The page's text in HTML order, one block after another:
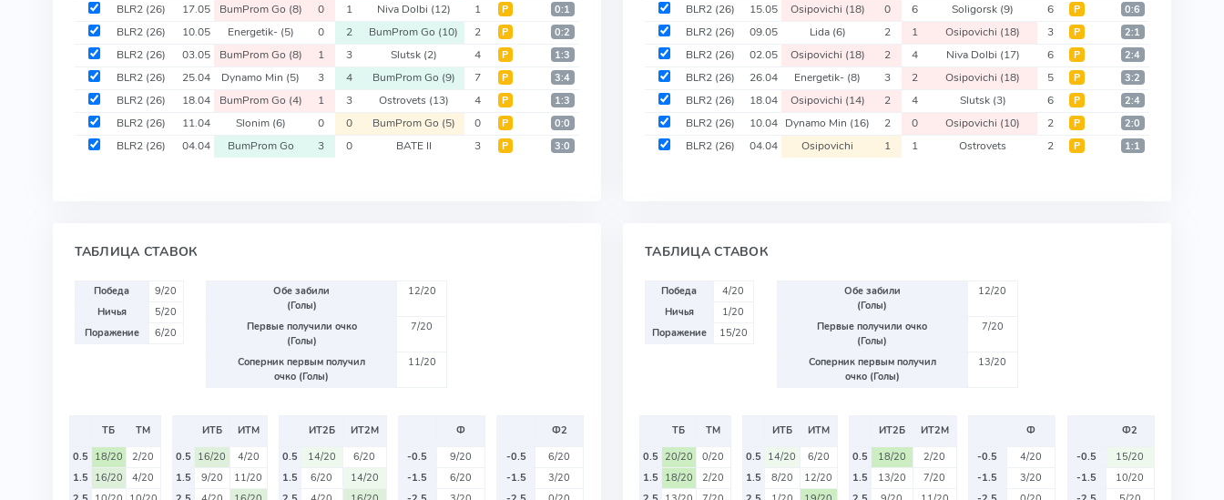
BLR2 (26) 17.05 BumProm Go (8) 0 1 Niva Dolbi (12) 1 Р 0:1
BLR2 (26) 10.05 Energetik- (5) 0 2 BumProm Go (10) 2 Р 0:2
BLR2 (26) 03.05 BumProm Go (8) 1 3 Slutsk (2) 4 Р 1:3
BLR2 (26) 25.04 Dynamo Min (5) 3 4 BumProm Go (9) 7 Р 3:4
BLR2 (26) 18.04 BumProm Go (4) 1 3 Ostrovets (13) 4 Р 1:3
BLR2 (26) 11.04 Slonim (6) 0 0 BumProm Go (5) 0 Р 0:0
BLR2 (26) 04.04 BumProm Go 3 0 BATE II 3 Р 3:0
ТАБЛИЦА СТАВОК
Победа
9/20
Ничья
5/20
Поражение
6/20
Обе забили
(Голы)
12/20
Первые получили очко
(Голы)
7/20
Соперник первым получил
очко (Голы)
11/20
ТБ
ТМ
0.5 18/20
2/20
1.5 16/20
4/20
ИТБ
ИТМ
0.5 16/20
4/20
1.5
9/20
11/20
ИТ2Б
ИТ2М
0.5
14/20
6/20
1.5
6/20
14/20
Ф
-0.5
9/20
-1.5
6/20
Ф2
-0.5
6/20
-1.5
3/20
BLR2 (26) 15.05 Osipovichi (18) 0 6 Soligorsk (9) 6 Р 0:6
BLR2 (26) 09.05 Lida (6) 2 1 Osipovichi (18) 3 Р 2:1
BLR2 (26) 02.05 Osipovichi (18) 2 4 Niva Dolbi (17) 6 Р 2:4
BLR2 (26) 26.04 Energetik- (8) 3 2 Osipovichi (18) 5 Р 3:2
BLR2 (26) 18.04 Osipovichi (14) 2 4 Slutsk (3) 6 Р 2:4
BLR2 (26) 10.04 Dynamo Min (16) 2 0 Osipovichi (10) 2 Р 2:0
BLR2 (26) 04.04 Osipovichi 1 1 Ostrovets 2 Р 1:1
ТАБЛИЦА СТАВОК
Победа
4/20
Ничья
1/20
Поражение
15/20
Обе забили
(Голы)
12/20
Первые получили очко
(Голы)
7/20
Соперник первым получил
очко (Голы)
13/20
ТБ
ТМ
0.5 20/20
0/20
1.5 18/20
2/20
ИТБ
ИТМ
0.5 14/20
6/20
1.5
8/20
12/20
ИТ2Б
ИТ2М
0.5
18/20
2/20
1.5
13/20
7/20
Ф
-0.5
4/20
-1.5
3/20
Ф2
-0.5
15/20
-1.5
10/20